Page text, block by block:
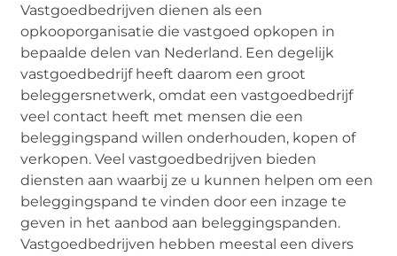
Vastgoedbedrijven dienen als een
opkooporganisatie die vastgoed opkopen in
bepaalde delen van Nederland. Een degelijk
vastgoedbedrijf heeft daarom een groot
beleggersnetwerk, omdat een vastgoedbedrijf
veel contact heeft met mensen die een
beleggingspand willen onderhouden, kopen of
verkopen. Veel vastgoedbedrijven bieden
diensten aan waarbij ze u kunnen helpen om een
beleggingspand te vinden door een inzage te
geven in het aanbod aan beleggingspanden.
Vastgoedbedrijven hebben meestal een divers